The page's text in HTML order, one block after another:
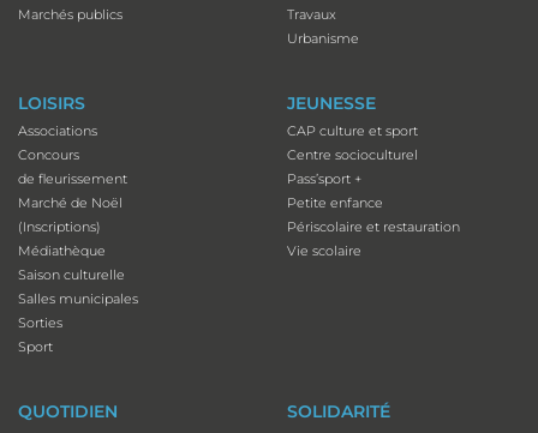
Marchés publics
Travaux
Urbanisme
LOISIRS
Associations
Concours
de fleurissement
Marché de Noël
(Inscriptions)
Médiathèque
Saison culturelle
Salles municipales
Sorties
Sport
JEUNESSE
CAP culture et sport
Centre socioculturel
Pass’sport +
Petite enfance
Périscolaire et restauration
Vie scolaire
QUOTIDIEN SOLIDARITÉ